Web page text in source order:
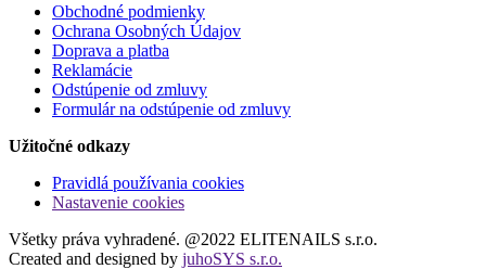
Obchodné podmienky
Ochrana Osobných Údajov
Doprava a platba
Reklamácie
Odstúpenie od zmluvy
Formulár na odstúpenie od zmluvy
Užitočné odkazy
Pravidlá používania cookies
Nastavenie cookies
Všetky práva vyhradené. @2022 ELITENAILS s.r.o.
Created and designed by juhoSYS s.r.o.